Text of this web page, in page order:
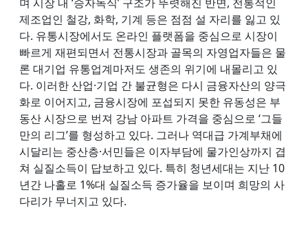
제조업인 철강, 화학, 기계 등은 점점 설 자리를 잃고 있
다. 유통시장에서도 온라인 플랫폼을 중심으로 시장이
빠르게 재편되면서 전통시장과 골목의 자영업자들은 물
론 대기업 유통업계마저도 생존의 위기에 내몰리고 있
다. 이러한 산업·기업 간 불균형은 다시 금융자산의 양극
화로 이어지고, 금융시장에 포섭되지 못한 유동성은 부
동산 시장으로 번져 강남 아파트 가격을 중심으로 ‘그들
만의 리그’를 형성하고 있다. 그러나 역대급 가계부채에
시달리는 중산층·서민들은 이자부담에 물가인상까지 겹
쳐 실질소득이 답보하고 있다. 특히 청년세대는 지난 10
년간 나홀로 1%대 실질소득 증가율을 보이며 희망의 사
다리가 무너지고 있다.